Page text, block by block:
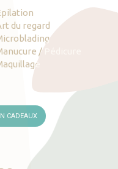
du regard
/ Pédicure
CADEAUX